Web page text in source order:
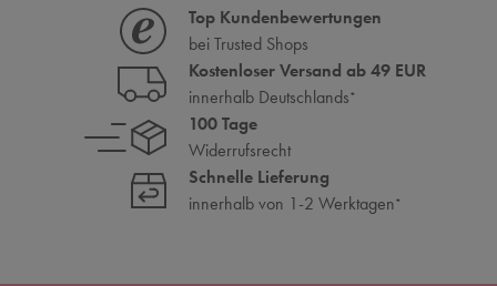
Top Kundenbewertungen
bei Trusted Shops
Kostenloser Versand ab 49 EUR
innerhalb Deutschlands*
100 Tage
Widerrufsrecht
Schnelle Lieferung
innerhalb von 1-2 Werktagen*